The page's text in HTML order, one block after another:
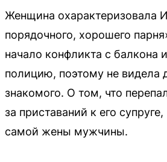
Женщина охарактеризовала
порядочного, хорошего
начало конфликта с балкона
полицию, поэтому не видела
знакомого. О том, что
за приставаний к его
самой жены мужчины.